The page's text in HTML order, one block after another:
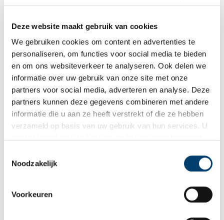
Deze website maakt gebruik van cookies
We gebruiken cookies om content en advertenties te
personaliseren, om functies voor social media te bieden
en om ons websiteverkeer te analyseren. Ook delen we
informatie over uw gebruik van onze site met onze
partners voor social media, adverteren en analyse. Deze
partners kunnen deze gegevens combineren met andere
informatie die u aan ze heeft verstrekt of die ze hebben
verzameld op basis van uw gebruik van hun services. U
Noodzakelijk
Voorkeuren
Vereiste velden zijn gemarkeerd met *. Het e-mailadres wordt niet
Naam*
E-mail*
Vink dit aan als u op de hoogte gehouden wil worden.